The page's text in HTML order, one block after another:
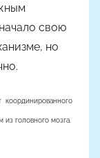
свою
но
головного мозга.